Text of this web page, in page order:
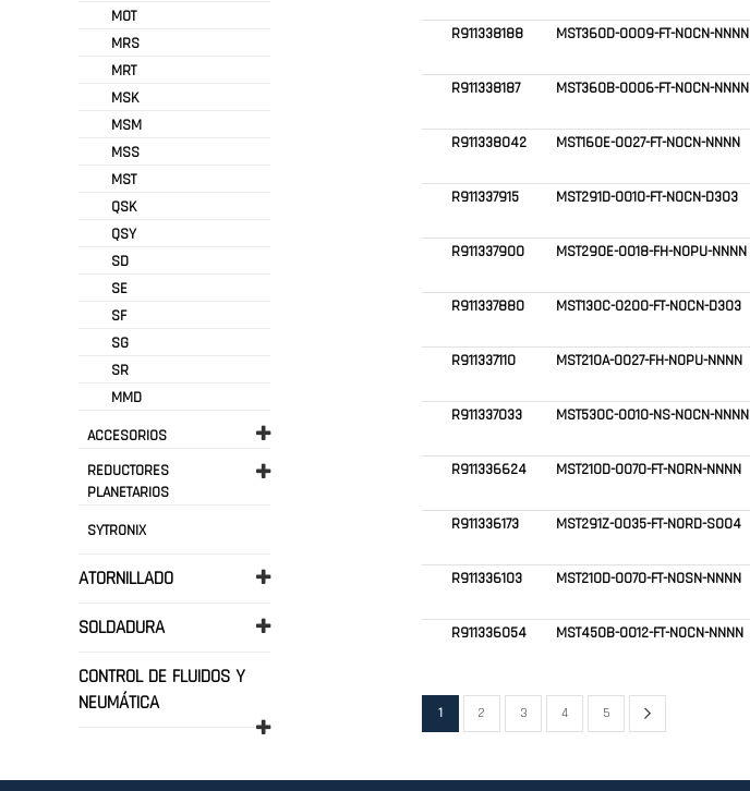
R911338188 MST360D-0009-FT-N0CN-NNNN
R911338187 MST360B-0006-FT-N0CN-NNNN
R911338042 MST160E-0027-FT-N0CN-NNNN
R911337915 MST291D-0010-FT-N0CN-D303
R911337900 MST290E-0018-FH-N0PU-NNNN
R911337880 MST130C-0200-FT-N0CN-D303
R911337110 MST210A-0027-FH-N0PU-NNNN
R911337033 MST530C-0010-NS-N0CN-NNNN
R911336624 MST210D-0070-FT-N0RN-NNNN
R911336173 MST291Z-0035-FT-N0RD-S004
R911336103 MST210D-0070-FT-N0SN-NNNN
R911336054 MST450B-0012-FT-N0CN-NNNN
Página
Actualmente estás leyendo página
1 Página
2 Página
3 Página
4 Página
5
MOT
MRS
MRT
MSK
MSM
MSS
MST
QSK
QSY
SD
SE
SF
SG
SR
MMD
ACCESORIOS
REDUCTORES
PLANETARIOS
SYTRONIX
ATORNILLADO
SOLDADURA
CONTROL DE FLUIDOS Y
NEUMÁTICA